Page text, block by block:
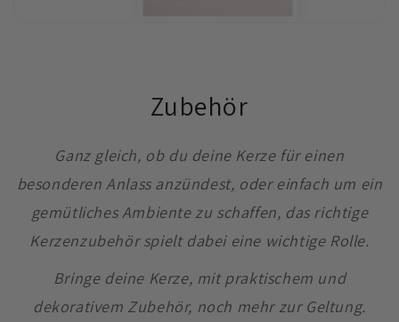
Zubehör
Ganz gleich, ob du deine Kerze für einen
besonderen Anlass anzündest, oder einfach um ein
gemütliches Ambiente zu schaffen, das richtige
Kerzenzubehör spielt dabei eine wichtige Rolle.
Bringe deine Kerze, mit praktischem und
dekorativem Zubehör, noch mehr zur Geltung.